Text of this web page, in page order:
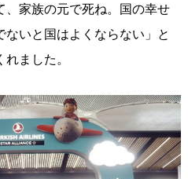
、家族の元で死ね。国の幸せ
いと国はよくならない」と
ました。